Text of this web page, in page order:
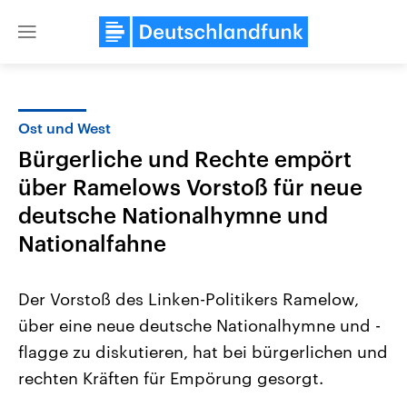
Close
Landtagswahl Sachsen-Anhalt
2026
Alle Informationen
Sachsen-Anhalt wählt am 6.
September 2026 einen neuen
Landtag. Seit 2021 wird das
USA
Aktuelle Beiträge,
Hintergründe
Wirtschaftlich und
gehören die Vereinigten
den mächtigsten Ländern
Ost und West
Bürgerliche und Rechte empört
über Ramelows Vorstoß für neue
deutsche Nationalhymne und
Nationalfahne
Der Vorstoß des Linken-Politikers Ramelow,
über eine neue deutsche Nationalhymne und -
flagge zu diskutieren, hat bei bürgerlichen und
rechten Kräften für Empörung gesorgt.